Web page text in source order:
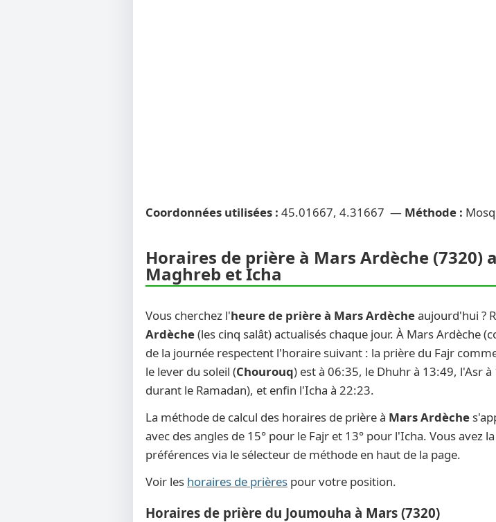
Coordonnées utilisées : 45.01667, 4.31667 — Méthode :
Horaires de prière à Mars Ardèche (7320)
Maghreb et Icha
Vous cherchez l'heure de prière à Mars Ardècheaujourd'hui ?
Ardèche(les cinq salât) actualisés chaque jour. À Mars Ardèche
de la journée respectent l'horaire suivant : la prière du Fajr
le lever du soleil (Chourouq) est à 06:35, le Dhuhr à 13:49, l'Asr
durant le Ramadan), et enfin l'Icha à 22:23.
La méthode de calcul des horaires de prière à Mars Ardèche
avec des angles de 15° pour le Fajr et 13° pour l'Icha. Vous
préférences via le sélecteur de méthode en haut de la page.
Voir les horaires de prières pour votre position.
Horaires de prière du Joumouha à Mars (7320)